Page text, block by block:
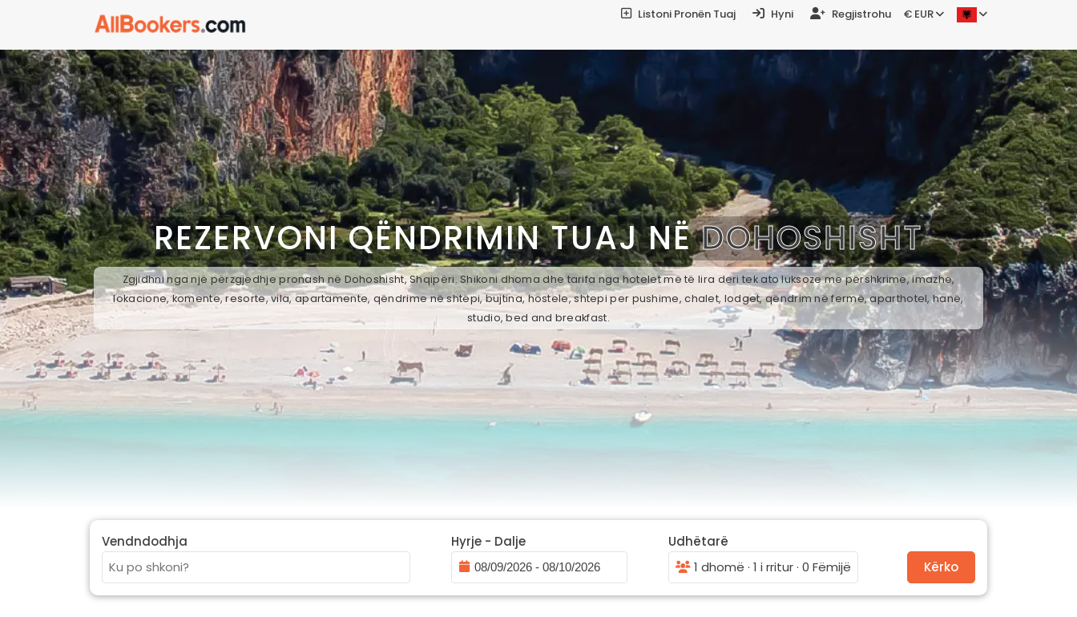
Listoni Pronën Tuaj Hyni Regjistrohu € EUR
REZERVONI QËNDRIMIN TUAJ NËDOHOSHISHT
Zgjidhni nga një përzgjedhje pronash në Dohoshisht, Shqipëri. Shikoni dhoma dhe tarifa nga hotelet më të lira deri tek ato luksoze me përshkrime, imazhe,
lokacione, komente, resorte, vila, apartamente, qëndrime në shtëpi, bujtina, hostele, shtepi per pushime, chalet, lodget, qëndrim në fermë, aparthotel, hanë,
studio, bed and breakfast.
Vendndodhja Hyrje - Dalje
Udhëtarë
1 dhomë · 1 i rritur · 0 Fëmijë
Kërko